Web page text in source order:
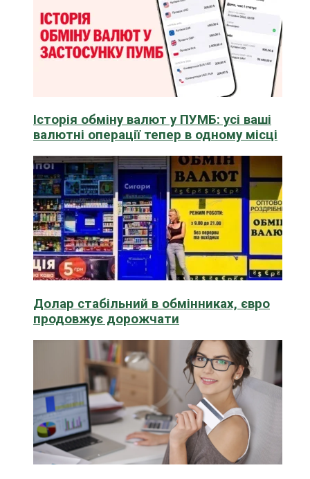
Історія обміну валют у ПУМБ: усі ваші
валютні операції тепер в одному місці
Долар стабільний в обмінниках, євро
продовжує дорожчати